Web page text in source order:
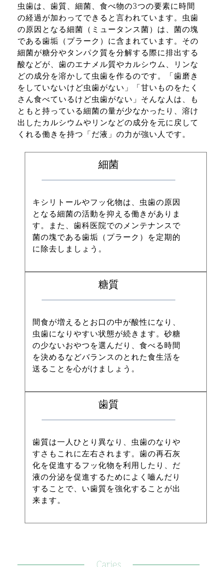
虫歯は、歯質、細菌、食べ物の3つの要素に時間
の経過が加わってできると言われています。虫歯
の原因となる細菌（ミュータンス菌）は、菌の塊
である歯垢（プラーク）に含まれています。その
細菌が糖分やタンパク質を分解する際に排出する
酸などが、歯のエナメル質やカルシウム、リンな
どの成分を溶かして虫歯を作るのです。「歯磨き
をしていないけど虫歯がない」「甘いものをたく
さん食べているけど虫歯がない」そんな人は、も
ともと持っている細菌の量が少なかったり、溶け
出したカルシウムやリンなどの成分を元に戻して
くれる働きを持つ「だ液」の力が強い人です。
細菌
キシリトールやフッ化物は、虫歯の原因
となる細菌の活動を抑える働きがありま
す。また、歯科医院でのメンテナンスで
菌の塊である歯垢（プラーク）を定期的
に除去しましょう。
糖質
間食が増えるとお口の中が酸性になり、
虫歯になりやすい状態が続きます。砂糖
の少ないおやつを選んだり、食べる時間
を決めるなどバランスのとれた食生活を
送ることを心がけましょう。
歯質
歯質は一人ひとり異なり、虫歯のなりや
すさもこれに左右されます。歯の再石灰
化を促進するフッ化物を利用したり、だ
液の分泌を促進するためによく嚙んだり
することで、い歯質を強化することが出
来ます。
Caries